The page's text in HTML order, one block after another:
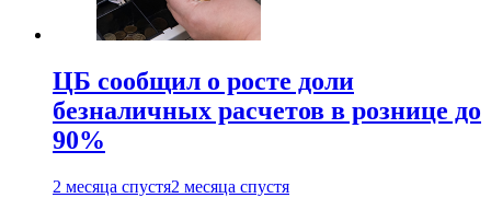
ЦБ сообщил о росте доли
безналичных расчетов в рознице до
90%
2 месяца спустя2 месяца спустя